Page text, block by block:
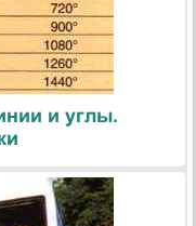
и углы.